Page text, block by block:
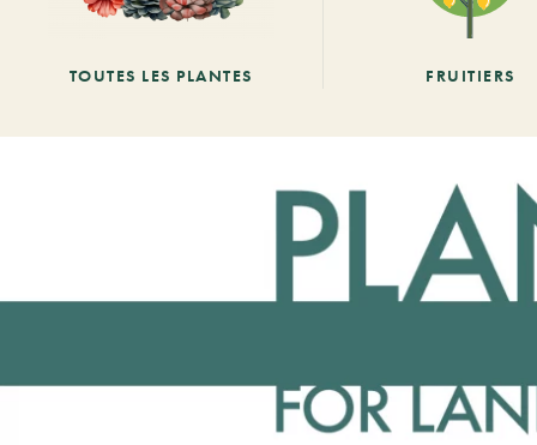
TOUTES LES PLANTES FRUITIERS